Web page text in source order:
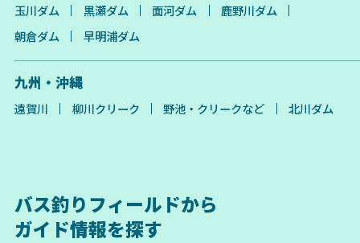
玉川ダム
黒瀬ダム 面河ダム
鹿野川ダム
朝倉ダム
早明浦ダム
九州・沖縄
遠賀川 柳川クリーク 野池・クリークなど 北川ダム
バス釣りフィールドから
ガイド情報を探す